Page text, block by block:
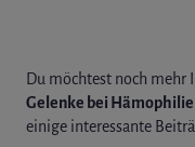
Du möchtest noch
Gelenke bei Hämophilie
einige interessante